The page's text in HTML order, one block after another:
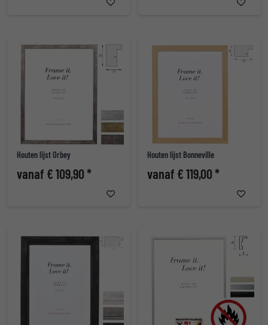
Houten lijst Orbey
vanaf € 109,90 *
Houten lijst Bonneville
vanaf € 119,00 *